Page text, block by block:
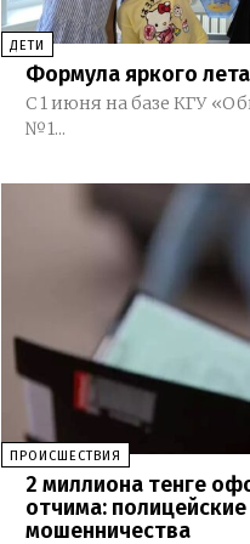
ДЕТИ
Формула яркого
С 1 июня на базе КГУ
№1...
ПРОИСШЕСТВИЯ
2 миллиона тенге
отчима:
мошенничества